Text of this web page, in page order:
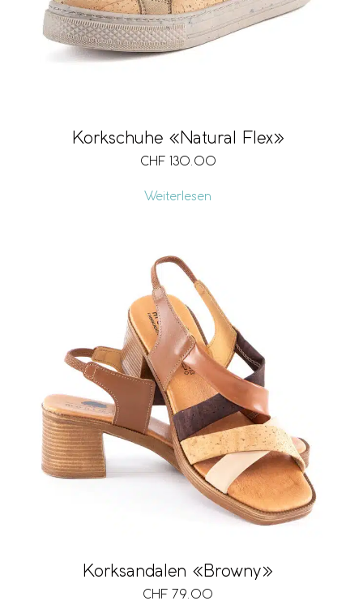
Korkschuhe «Natural Flex»
CHF 130.00
Weiterlesen
Korksandalen «Browny»
CHF 79.00